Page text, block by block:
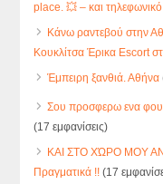
place. 💥 – και
Κάνω ραντεβού στην
Κουκλίτσα Έρικα Escort
Έμπειρη ξανθιά. Αθήνα
Σου προσφερω ενα
(17 εμφανίσεις)
ΚΑΙ ΣΤΟ ΧΏΡΟ ΜΟΥ ΑΝ
Πραγματικά !! (17